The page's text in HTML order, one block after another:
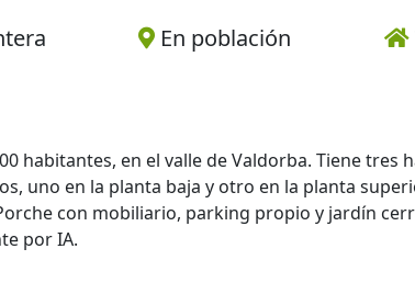
En población
habitantes, en el valle de Valdorba. Tiene tres
uno en la planta baja y otro en la planta
con mobiliario, parking propio y jardín
por IA.